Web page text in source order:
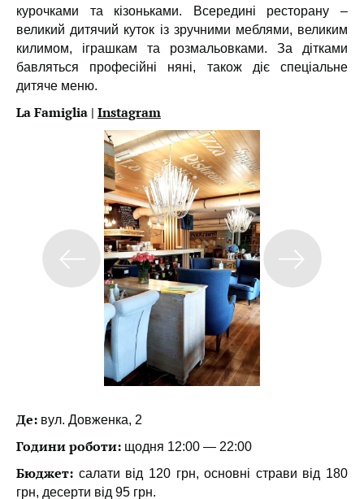
курочками та кізоньками. Всередині ресторану –
великий дитячий куток із зручними меблями, великим
килимом, іграшкам та розмальовками. За дітками
бавляться професійні няні, також діє спеціальне
дитяче меню.
La Famiglia | Instagram
Де: вул. Довженка, 2
Години роботи: щодня 12:00 — 22:00
Бюджет: салати від 120 грн, основні страви від 180
грн, десерти від 95 грн.